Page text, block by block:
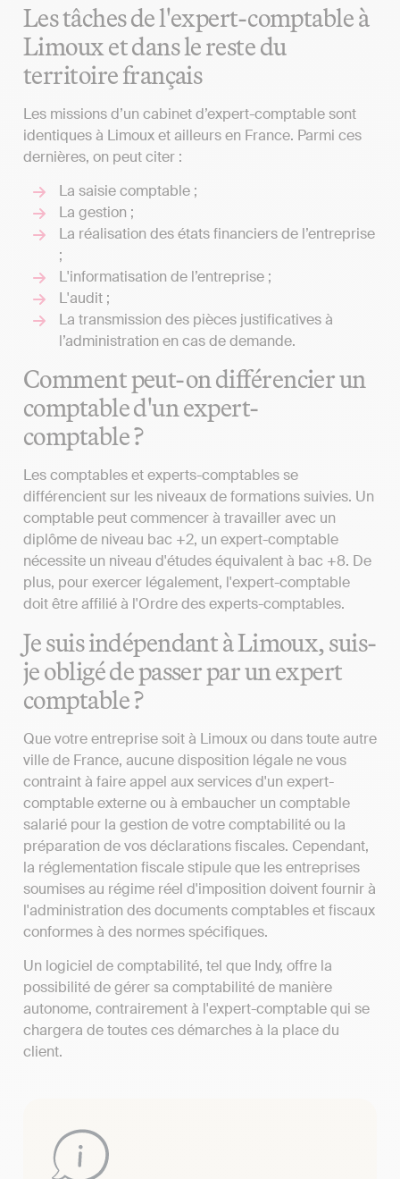
Les tâches de l'expert-comptable à
Limoux et dans le reste du
territoire français
Les missions d’un cabinet d’expert-comptable sont
identiques à Limoux et ailleurs en France. Parmi ces
dernières, on peut citer :
La saisie comptable ;
La gestion ;
La réalisation des états financiers de l’entreprise
;
L'informatisation de l’entreprise ;
L'audit ;
La transmission des pièces justificatives à
l’administration en cas de demande.
Comment peut-on différencier un
comptable d'un expert-
comptable ?
Les comptables et experts-comptables se
différencient sur les niveaux de formations suivies. Un
comptable peut commencer à travailler avec un
diplôme de niveau bac +2, un expert-comptable
nécessite un niveau d'études équivalent à bac +8. De
plus, pour exercer légalement, l'expert-comptable
doit être affilié à l'Ordre des experts-comptables.
Je suis indépendant à Limoux, suis-
je obligé de passer par un expert
comptable ?
Que votre entreprise soit à Limoux ou dans toute autre
ville de France, aucune disposition légale ne vous
contraint à faire appel aux services d'un expert-
comptable externe ou à embaucher un comptable
salarié pour la gestion de votre comptabilité ou la
préparation de vos déclarations fiscales. Cependant,
la réglementation fiscale stipule que les entreprises
soumises au régime réel d'imposition doivent fournir à
l'administration des documents comptables et fiscaux
conformes à des normes spécifiques.
Un logiciel de comptabilité, tel que Indy, offre la
possibilité de gérer sa comptabilité de manière
autonome, contrairement à l'expert-comptable qui se
chargera de toutes ces démarches à la place du
client.